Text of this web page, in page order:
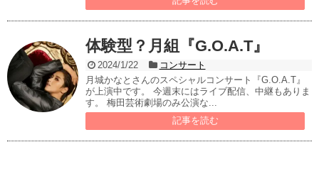
体験型？月組『G.O.A.T』
2024/1/22
コンサート
月城かなとさんのスペシャルコンサート『G.O.A.T』
が上演中です。 今週末にはライブ配信、中継もありま
す。 梅田芸術劇場のみ公演な...
記事を読む